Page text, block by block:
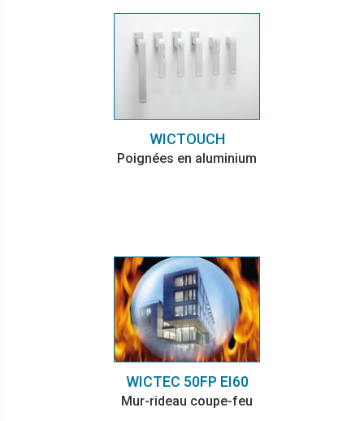
WICTOUCH
Poignées en aluminium
WICTEC 50FP EI60
Mur-rideau coupe-feu